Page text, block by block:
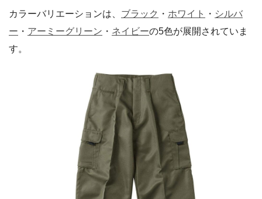
カラーバリエーションは、 ブラック ・ ホワイト ・ シルバ
ー ・ アーミーグリーン ・ ネイビーの5色が展開されていま
す。